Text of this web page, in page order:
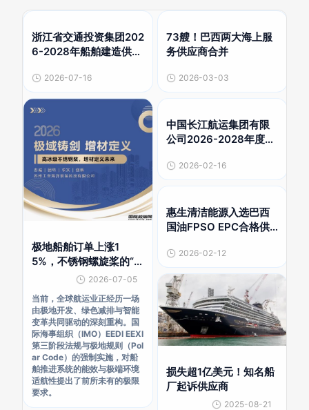
浙江省交通投资集团202
6-2028年船舶建造供应
招标公告
2026-07-16
极地船舶订单上涨1
5%，不锈钢螺旋桨的“3
D打印革命”已来，你的
2026-07-05
当前，全球航运业正经历一场
由极地开发、绿色减排与智能
变革共同驱动的深刻重构。国
际海事组织（IMO）EEDI EEXI
第三阶段法规与极地规则（Pol
ar Code）的强制实施，对船
舶推进系统的能效与极端环境
适航性提出了前所未有的极限
要求。
73艘！巴西两大海上服
务供应商合并
2026-03-03
中国长江航运集团有限
公司2026-2028年度船
段)第二次增补采购项目
结果公告
2026-02-16
惠生清洁能源入选巴西
国油FPSO EPC合格供
2026-02-12
损失超1亿美元！知名船
厂起诉供应商
2025-08-21